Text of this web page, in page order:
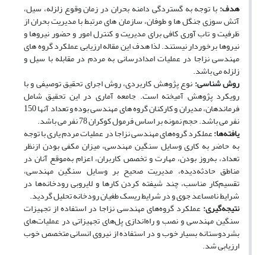
هدف:با توجه به گستردگی دامنه بحران در زمان وقوع زلزله، سیل،
آتش سوزی جنگل ها و طوفان، سازمان های مرتبط با مدیریت بحران از
ظرفیت و تاب آوری کافی برای مدیریت و کنترل امور و حضور نیروها و
نیروها برخوردار نیستند. لذا هدف این مقاله ارزیابی عملکرد گروه های
مهندسی نزاجا در عملیات امدادرسانی به مردم در مقابله با سیل و
زلزله می باشد.
روش شناسی:نوع پژوهش کاربردی، روش اجرای تحقیق توصیفی و با
رویکرد پژوهش آمیخته است. جامعه آماری در این تحقیق شامل
فرماندهان، مدیران و کارکنان گروه های مهندسی بوده و تعداد آنها 150
نفر می باشد. حجم نمونه بر اساس فرمول کوکران 78 نفر می باشد.
یافته‌ها:عملکرد گروه‌های مهندسی نزاجا در عملیات مردم یاری با توجه
به حاضر به کاری وسایل سنگین مهندسی، میزان مکفی بودن ازنظر
تعداد، به‌روز بودن، مهارت و تخصص کاربران، اعزام به‌موقع آنان در
مناطق حادثه‌دیده، مدیریت صحیح بر وسایل سنگین مهندسی،
تقسیم‌کار مناسب، چند شیفته کردن کارها و لایروبی رودخانه‌ها در
شرایط نامساعد جوی و در شرایط ریسک طغیان رودخانه تحلیل گردید.
نتیجه‌گیری:عملکرد گروه‌های مهندسی نزاجا در استفاده از تجهیزات
سنگین مهندسی و نصب و راه‌اندازی پل‌های تجهیزاتی در عملیات‌های
بشردوستانه بسیار خوب و در استفاده از نیروی انسانی متخصص خوب
ارزیابی شد.